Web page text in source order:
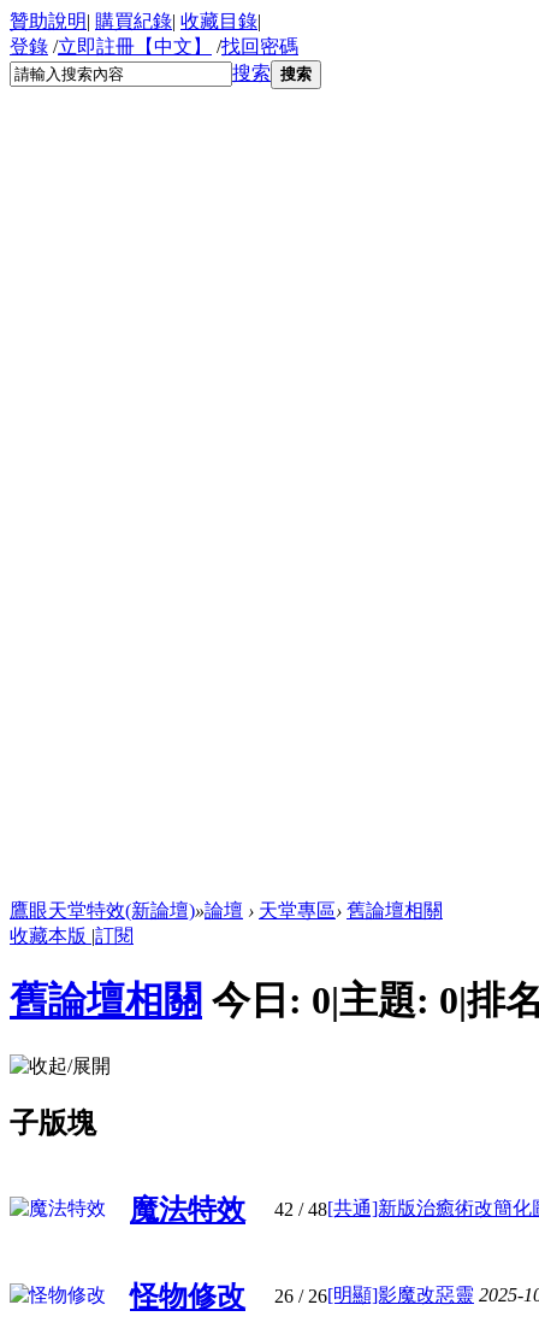
贊助說明| 購買紀錄| 收藏目錄|
登錄 /立即註冊【中文】 /找回密碼
搜索 搜索
鷹眼天堂特效(新論壇)»論壇 › 天堂專區› 舊論壇相關
收藏本版 |訂閱
舊論壇相關 今日: 0|主題: 0|排
子版塊
魔法特效 42 / 48[共通]新版治癒術改簡化
怪物修改 26 / 26[明顯]影魔改惡靈 2025-